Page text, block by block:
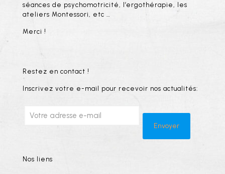
séances de psychomotricité, l’ergothérapie, les
ateliers Montessori, etc …
Merci !
Restez en contact !
Inscrivez votre e-mail pour recevoir nos actualités:
Nos liens